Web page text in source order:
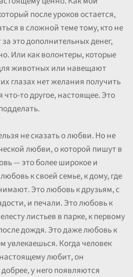
после уроков остается,
в сложной теме тому, кто не
это дополнительных денег,
Или как волонтеры, которые
животных или навещают
глазах нет желания получить
то другое, настоящее. Это
не сказать о любви. Но не
любви, о которой пишут в
— это более широкое и
к своей семье, к дому, где
Это любовь к друзьям, с
и печали. Это любовь к
листьев в парке, к первому
дождя. Это даже любовь к
увлекаешься. Когда человек
любит, он
у него появляются